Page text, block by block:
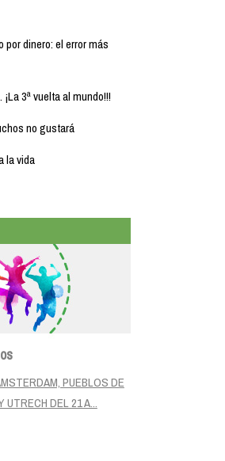
dinero: el error más
3ª vuelta al mundo!!!
no gustará
la vida
PUEBLOS DE
UTRECH DEL 21 A...